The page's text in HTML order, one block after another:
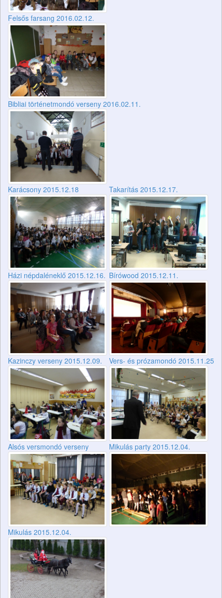
Felsős farsang 2016.02.12.
Bibliai történetmondó verseny 2016.02.11.
Karácsony 2015.12.18 Takarítás 2015.12.17.
Házi népdaléneklő 2015.12.16. Bírówood 2015.12.11.
Kazinczy verseny 2015.12.09. Vers- és prózamondó 2015.11.25
Alsós versmondó verseny Mikulás party 2015.12.04.
Mikulás 2015.12.04.